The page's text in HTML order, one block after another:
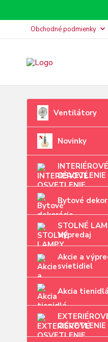
Obchodné podmienky
Ventilátory
Novinky
INTERIÉROVÉ
OSVETLENIE
Bytové
STOLNÉ
Výpredaj
Akcie a
svietidiel
Akcia tienidlá
OSVETLENIE